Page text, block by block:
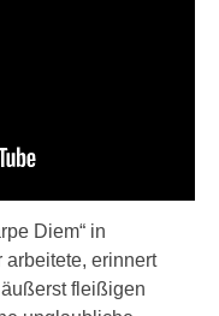
Diem“ in
erinnert
fleißigen